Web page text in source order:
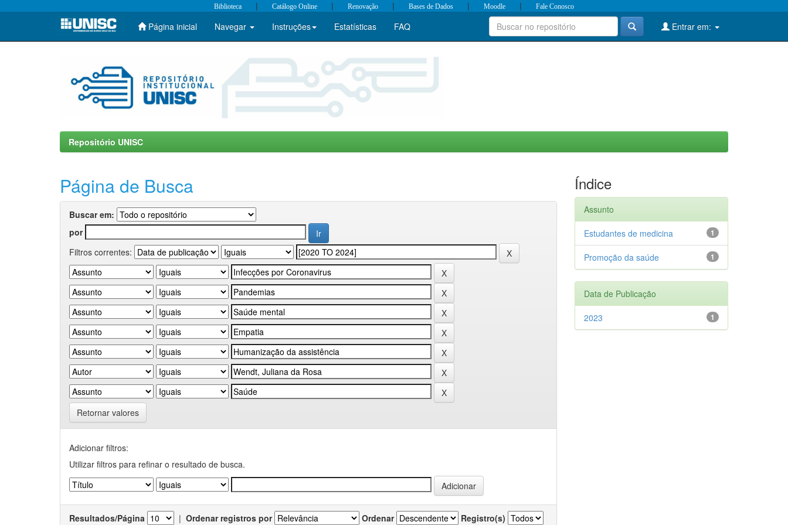
Skip
Biblioteca | Catálogo Online | Renovação | Bases de Dados | Moodle | Fale Conosco
Página inicial Navegar Instruções Estatísticas FAQ Entrar em:
Repositório UNISC
Página de Busca
Buscar em:
por
Filtros correntes:
Retornar valores
Adicionar filtros:
Utilizar filtros para refinar o resultado de busca.
Resultados/Página | Ordenar registros por Ordenar Registro(s)
Índice
Assunto
1
Estudantes de medicina
1
Promoção da saúde
Data de Publicação
1
2023